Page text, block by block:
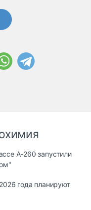
А-260 запустили
года планируют